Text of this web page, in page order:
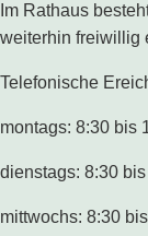
Im Rathaus
weiterhin freiwillig
Telefonische
montags: 8:30 bis
dienstags: 8:30
mittwochs: 8:30